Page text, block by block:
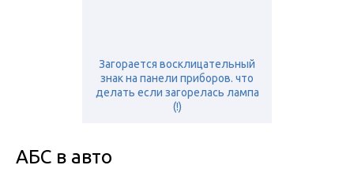
Загорается восклицательный
знак на панели приборов. что
делать если загорелась лампа
(!)
АБС в авто